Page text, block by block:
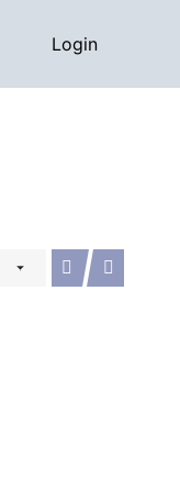
Login